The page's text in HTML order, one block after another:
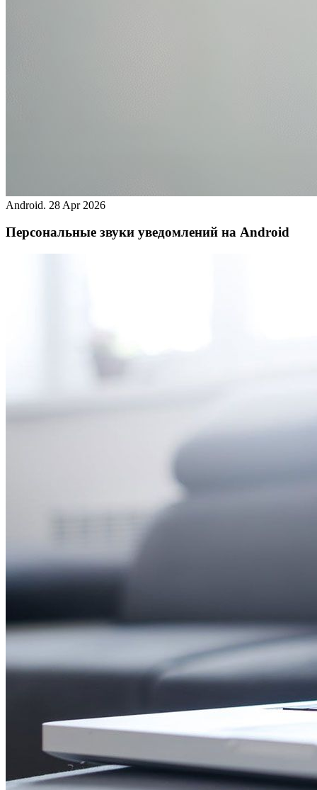
Android. 28 Apr 2026
Персональные звуки уведомлений на Android